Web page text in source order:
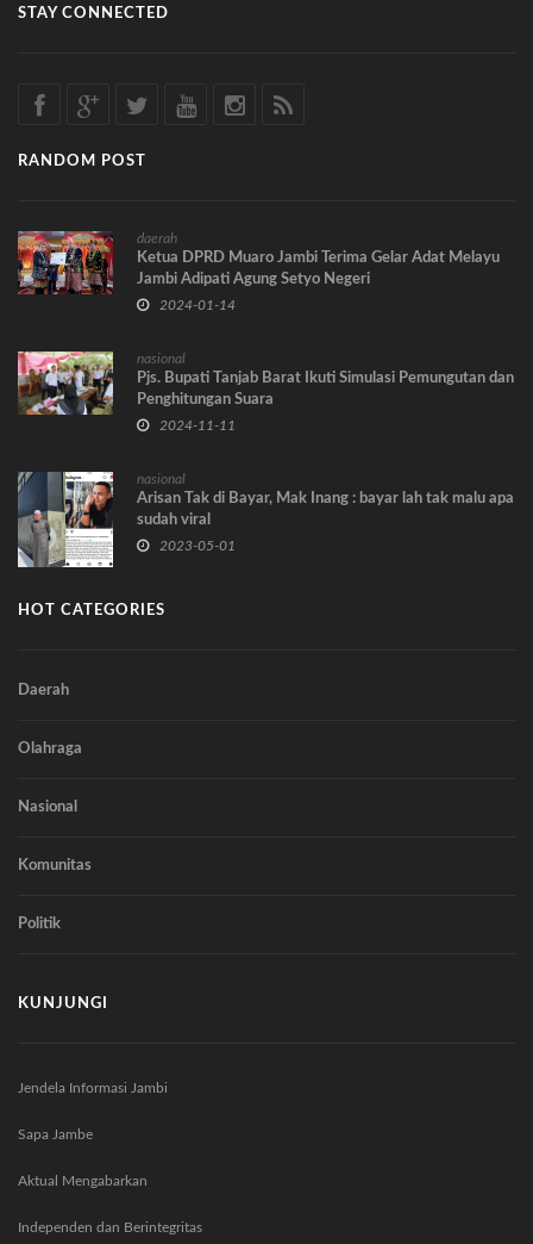
STAY CONNECTED
RANDOM POST
daerah
Ketua DPRD Muaro Jambi Terima Gelar Adat Melayu
Jambi Adipati Agung Setyo Negeri
2024-01-14
nasional
Pjs. Bupati Tanjab Barat Ikuti Simulasi Pemungutan dan
Penghitungan Suara
2024-11-11
nasional
Arisan Tak di Bayar, Mak Inang : bayar lah tak malu apa
sudah viral
2023-05-01
HOT CATEGORIES
Daerah
Olahraga
Nasional
Komunitas
Politik
KUNJUNGI
Jendela Informasi Jambi
Sapa Jambe
Aktual Mengabarkan
Independen dan Berintegritas